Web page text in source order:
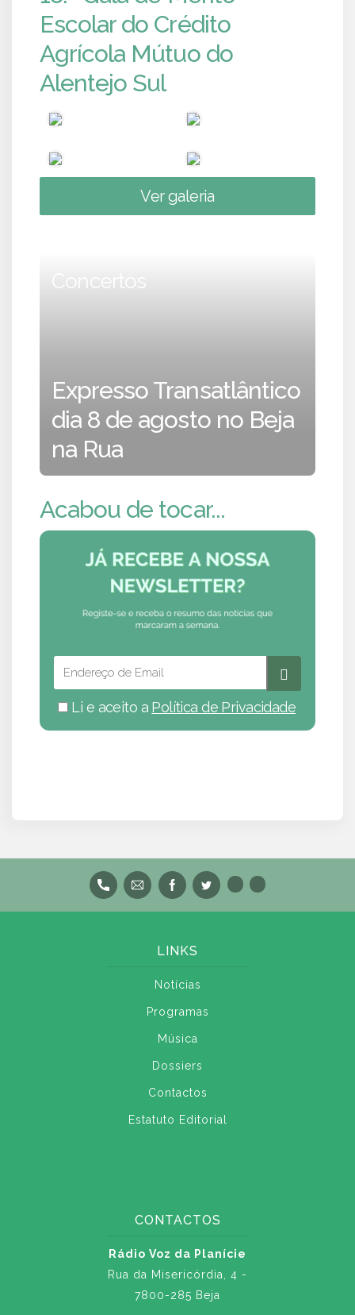
Escolar do Crédito
Agrícola Mútuo do
Alentejo Sul
Ver galeria
Concertos
Expresso Transatlântico
dia 8 de agosto no Beja
na Rua
Acabou de tocar...
Li e aceito a Política de Privacidade
LINKS
Notícias
Programas
Música
Dossiers
Contactos
Estatuto Editorial
CONTACTOS
Rádio Voz da Planície
Rua da Misericórdia, 4 -
7800-285 Beja